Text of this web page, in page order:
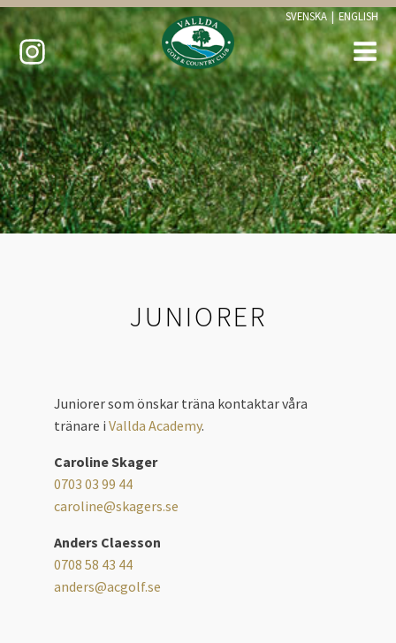
SVENSKA | ENGLISH
JUNIORER
Juniorer som önskar träna kontaktar våra
tränare i Vallda Academy.
Caroline Skager
0703 03 99 44
caroline@skagers.se
Anders Claesson
0708 58 43 44
anders@acgolf.se